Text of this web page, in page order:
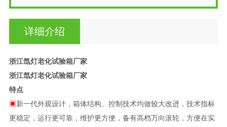
详细介绍
浙江氙灯老化试验箱厂家
浙江氙灯老化试验箱厂家
特点
▣新一代外观设计，箱体结构、控制技术均做较大改进，技术指标
更稳定，运行更可靠，维护更方便，备有高档万向滚轮，方便在实